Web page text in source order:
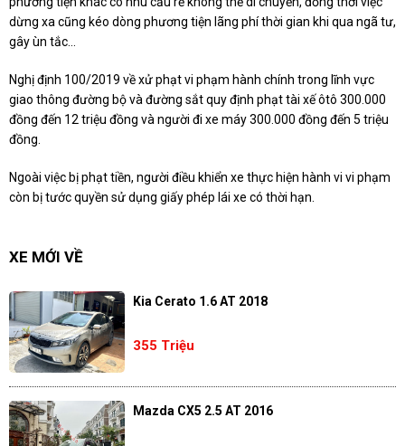
dừng xa cũng kéo dòng phương tiện lãng phí thời gian khi qua ngã tư,
gây ùn tắc...
Nghị định 100/2019 về xử phạt vi phạm hành chính trong lĩnh vực
giao thông đường bộ và đường sắt quy định phạt tài xế ôtô 300.000
đồng đến 12 triệu đồng và người đi xe máy 300.000 đồng đến 5 triệu
đồng.
Ngoài việc bị phạt tiền, người điều khiển xe thực hiện hành vi vi phạm
còn bị tước quyền sử dụng giấy phép lái xe có thời hạn.
XE MỚI VỀ
Kia Cerato 1.6 AT 2018
355 Triệu
Mazda CX5 2.5 AT 2016